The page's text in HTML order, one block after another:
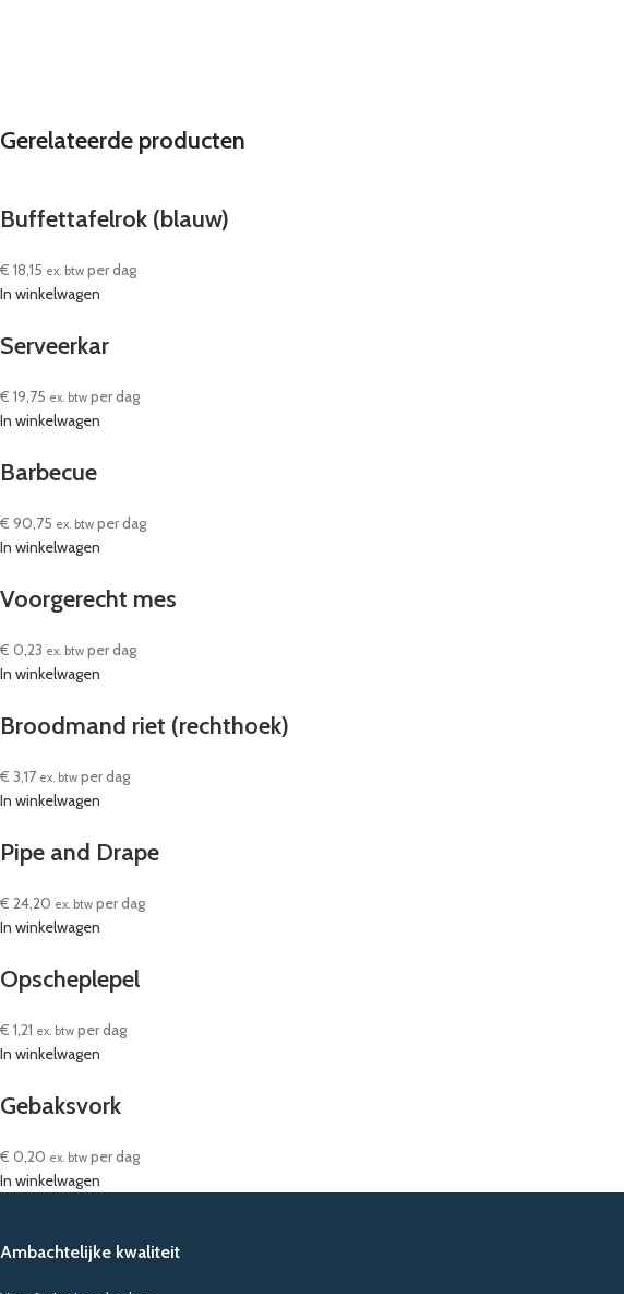
Gerelateerde producten
Buffettafelrok (blauw)
€ 18,15 ex. btw per dag
In winkelwagen
Serveerkar
€ 19,75 ex. btw per dag
In winkelwagen
Barbecue
€ 90,75 ex. btw per dag
In winkelwagen
Voorgerecht mes
€ 0,23 ex. btw per dag
In winkelwagen
Broodmand riet (rechthoek)
€ 3,17 ex. btw per dag
In winkelwagen
Pipe and Drape
€ 24,20 ex. btw per dag
In winkelwagen
Opscheplepel
€ 1,21 ex. btw per dag
In winkelwagen
Gebaksvork
€ 0,20 ex. btw per dag
In winkelwagen
Ambachtelijke kwaliteit